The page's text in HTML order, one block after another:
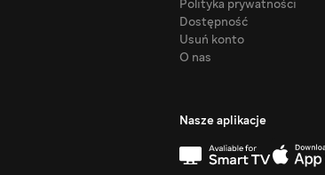
Polityka prywatności
Dostępność
Usuń konto
O nas
Nasze aplikacje